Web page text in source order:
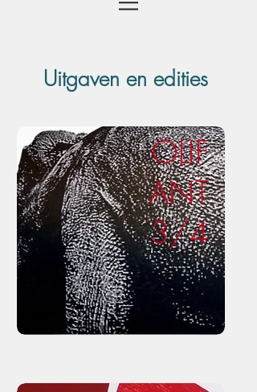
Uitgaven en edities
OLIF
ANT
3/4